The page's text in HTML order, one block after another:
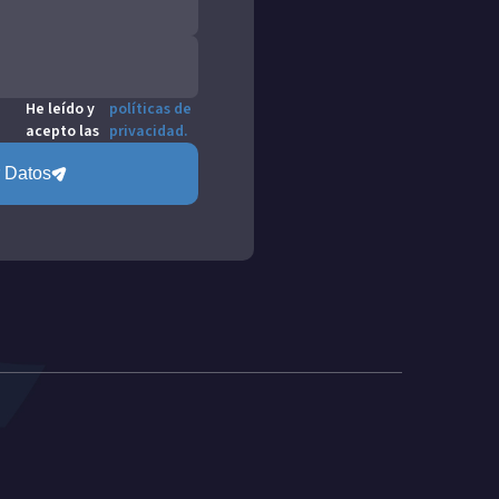
He leído y
acepto las
políticas de
privacidad.
Datos